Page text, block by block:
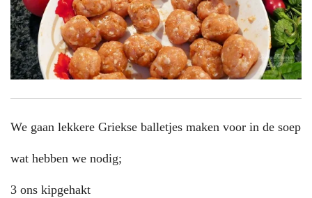
We gaan lekkere Griekse balletjes maken voor in de soep
wat hebben we nodig;
3 ons kipgehakt